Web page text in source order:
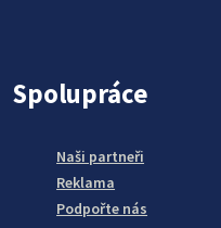
Spolupráce
Naši partneři
Reklama
Podpořte nás